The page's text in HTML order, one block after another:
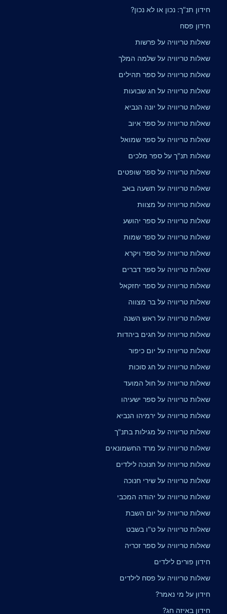
חידון תנ"ך: נכון או לא נכון?
חידון פסח
שאלות טריוויה על פרשות
שאלות טריוויה על שלמה המלך
שאלות טריוויה על ספר תהילים
שאלות טריוויה על חג שבועות
שאלות טריוויה על יונה הנביא
שאלות טריוויה על ספר איוב
שאלות טריוויה על ספר שמואל
שאלות תנ"ך על ספר מלכים
שאלות טריוויה על ספר שופטים
שאלות טריוויה על תשעה באב
שאלות טריוויה על מצוות
שאלות טריוויה על ספר יהושע
שאלות טריוויה על ספר שמות
שאלות טריוויה על ספר ויקרא
שאלות טריוויה על ספר דברים
שאלות טריוויה על ספר יחזקאל
שאלות טריוויה על בר מצווה
שאלות טריוויה על ראש השנה
שאלות טריוויה על חגים ביהדות
שאלות טריוויה על יום כיפור
שאלות טריוויה על חג סוכות
שאלות טריוויה על חול המועד
שאלות טריוויה על ספר ישעיהו
שאלות טריוויה על ירמיהו הנביא
שאלות טריוויה על מגילות בתנ"ך
שאלות טריוויה על מרד החשמונאים
שאלות טריוויה על חנוכה לילדים
שאלות טריוויה על שירי חנוכה
שאלות טריוויה על יהודה המכבי
שאלות טריוויה על יום השבת
שאלות טריוויה על ט"ו בשבט
שאלות טריוויה על ספר זכריה
חידון פורים לילדים
שאלות טריוויה על פסח לילדים
חידון על מי נאמר?
חידון באיזה חג?